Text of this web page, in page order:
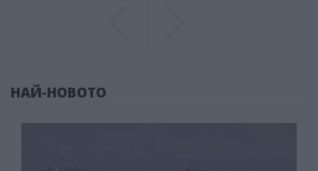
НАЙ-НОВОТО